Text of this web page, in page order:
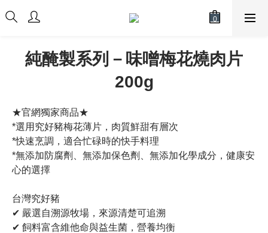
純醃製系列－味噌梅花燒肉片
200g
★官網獨家商品★
*選用究好豬梅花薄片，肉質鮮甜有層次
*快速烹調，適合忙碌時的快手料理
*無添加防腐劑、無添加保色劑、無添加化學成分，健康安
心的選擇
台灣究好豬
✔ 嚴選自溯源牧場，來源清楚可追溯
✔ 飼料富含維他命與益生菌，營養均衡